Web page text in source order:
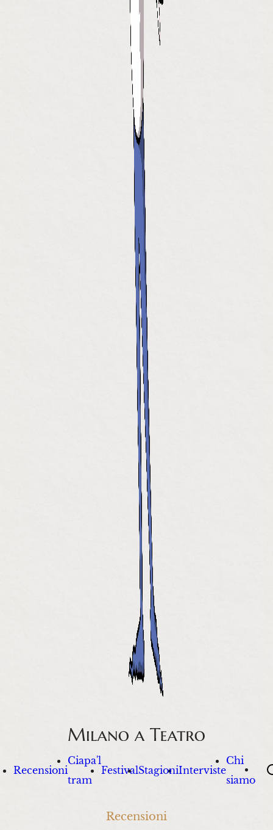
Recensioni
Ciapa'l
tram
FestivalStagioniInterviste
Chi
siamo
Recensioni